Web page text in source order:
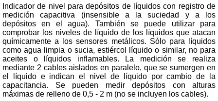
Indicador de nivel para depósitos de líquidos con registro de
medición capacitiva (insensible a la suciedad y a los
depósitos en el agua). También se puede utilizar para
comprobar los niveles de líquido de los líquidos que atacan
químicamente a los sensores metálicos. Sólo para líquidos
como agua limpia o sucia, estiércol líquido o similar, no para
aceites o líquidos inflamables. La medición se realiza
mediante 2 cables aislados en paralelo, que se sumergen en
el líquido e indican el nivel de líquido por cambio de la
capacitancia. Se pueden medir depósitos con alturas
máximas de relleno de 0,5 - 2 m (no se incluyen los cables).